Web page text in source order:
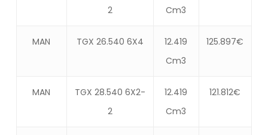
2
Cm3
MAN TGX 26.540 6X4
12.419
Cm3
125.897€
MAN
TGX 28.540 6X2-
2
12.419
Cm3
121.812€